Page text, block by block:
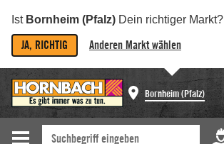
Ist Bornheim (Pfalz) Dein richtiger Markt?
JA, RICHTIG Anderen Markt wählen
Bornheim (Pfalz)